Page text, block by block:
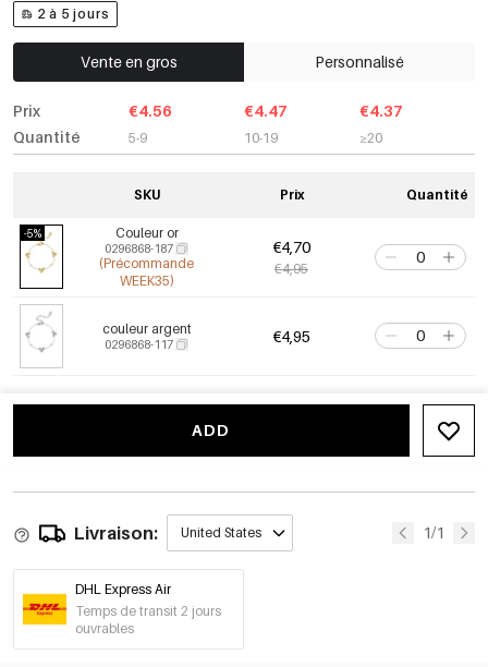
2 à 5 jours
Vente en gros Personnalisé
Prix
Quantité
€4.56
5-9
€4.47
10-19
€4.37
≥20
SKU Prix Quantité
-5% Couleur or
0296868-187
(Précommande
WEEK35)
€4,70
€4,95
couleur argent
0296868-117 €4,95
ADD
Livraison: United States 1/1
DHL Express Air
Temps de transit 2 jours
ouvrables